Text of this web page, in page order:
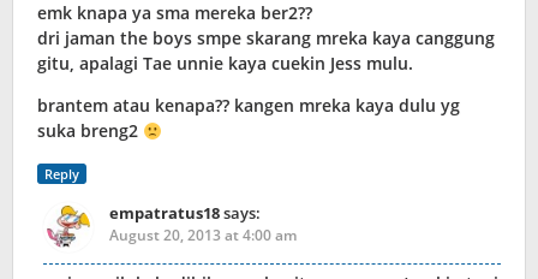
emk knapa ya sma mereka ber2??
dri jaman the boys smpe skarang mreka kaya canggung
gitu, apalagi Tae unnie kaya cuekin Jess mulu.
brantem atau kenapa?? kangen mreka kaya dulu yg
suka breng2
Reply
empatratus18says:
August 20, 2013 at 4:00 am